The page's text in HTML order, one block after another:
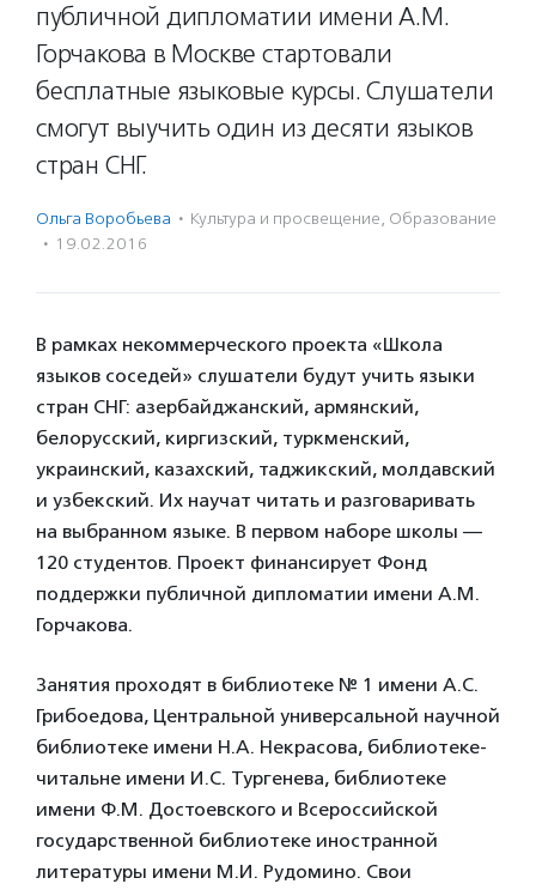
публичной дипломатии имени А.М.
Горчакова в Москве стартовали
бесплатные языковые курсы. Слушатели
смогут выучить один из десяти языков
стран СНГ.
Ольга Воробьева · Культура и просвещение, Образование
· 19.02.2016
В рамках некоммерческого проекта «Школа
языков соседей» слушатели будут учить языки
стран СНГ: азербайджанский, армянский,
белорусский, киргизский, туркменский,
украинский, казахский, таджикский, молдавский
и узбекский. Их научат читать и разговаривать
на выбранном языке. В первом наборе школы —
120 студентов. Проект финансирует Фонд
поддержки публичной дипломатии имени А.М.
Горчакова.
Занятия проходят в библиотеке № 1 имени А.С.
Грибоедова, Центральной универсальной научной
библиотеке имени Н.А. Некрасова, библиотеке-
читальне имени И.С. Тургенева, библиотеке
имени Ф.М. Достоевского и Всероссийской
государственной библиотеке иностранной
литературы имени М.И. Рудомино. Свои